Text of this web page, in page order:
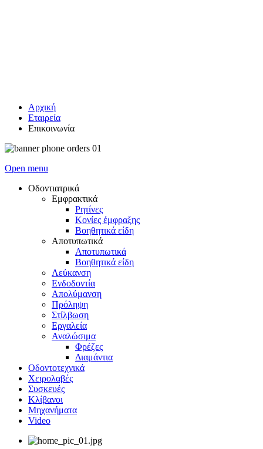
Αρχική
Εταιρεία
Επικοινωνία
Open menu
Οδοντιατρικά
Εμφρακτικά
Ρητίνες
Κονίες έμφραξης
Βοηθητικά είδη
Αποτυπωτικά
Αποτυπωτικά
Βοηθητικά είδη
Λεύκανση
Ενδοδοντία
Απολύμανση
Πρόληψη
Στίλβωση
Εργαλεία
Αναλώσιμα
Φρέζες
Διαμάντια
Οδοντοτεχνικά
Χειρολαβές
Συσκευές
Κλίβανοι
Μηχανήματα
Video